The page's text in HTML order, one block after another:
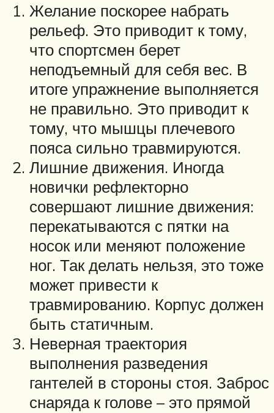
Желание поскорее набрать
рельеф. Это приводит к тому,
что спортсмен берет
неподъемный для себя вес. В
итоге упражнение выполняется
не правильно. Это приводит к
тому, что мышцы плечевого
пояса сильно травмируются.
Лишние движения. Иногда
новички рефлекторно
совершают лишние движения:
перекатываются с пятки на
носок или меняют положение
ног. Так делать нельзя, это тоже
может привести к
травмированию. Корпус должен
быть статичным.
Неверная траектория
выполнения разведения
гантелей в стороны стоя. Заброс
снаряда к голове – это прямой